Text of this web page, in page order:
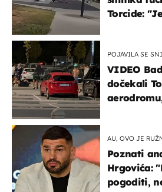
Torcide:
POJAVILA SE
VIDEO
dočekali
AU, OVO JE
Poznati
Hrgovića:
pogoditi,